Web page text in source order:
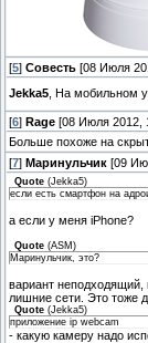
[5] Совесть [08 Июля
Jekka5 , На мобильном
[6] Rage [08 Июля 2012,
Больше похоже на
[7] Маринульчик [09
Quote (Jekka5)
если есть смартфон на
а если у меня iPhone?
Quote (ASM )
Маринульчик, это?
вариант неподходящий,
лишние сети. Это тоже
Quote (Jekka5)
приложение ip webcam
- какую камеру надо